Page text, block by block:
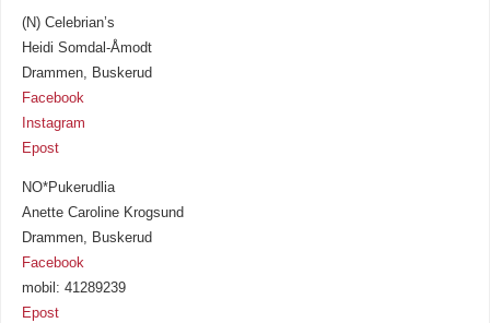
(N) Celebrian’s
Heidi Somdal-Åmodt
Drammen, Buskerud
Facebook
Instagram
Epost
NO*Pukerudlia
Anette Caroline Krogsund
Drammen, Buskerud
Facebook
mobil: 41289239
Epost